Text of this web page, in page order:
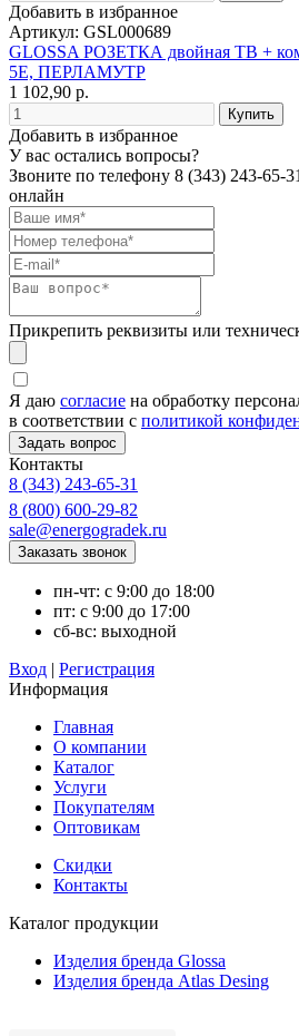
Добавить в избранное
Артикул: GSL000689
GLOSSA РОЗЕТКА двойная ТВ +
5Е, ПЕРЛАМУТР
1 102,90 р.
Добавить в избранное
У вас остались вопросы?
Звоните по телефону 8 (343) 243-65-31
онлайн
Прикрепить реквизиты или
Я даю согласие на обработку
в соответствии с политикой
Контакты
8 (343) 243-65-31
8 (800) 600-29-82
sale@energogradek.ru
пн-чт: с 9:00 до 18:00
пт: с 9:00 до 17:00
сб-вс: выходной
Вход | Регистрация
Информация
Главная
О компании
Каталог
Услуги
Покупателям
Оптовикам
Скидки
Контакты
Каталог продукции
Изделия бренда Glossa
Изделия бренда Atlas Desing